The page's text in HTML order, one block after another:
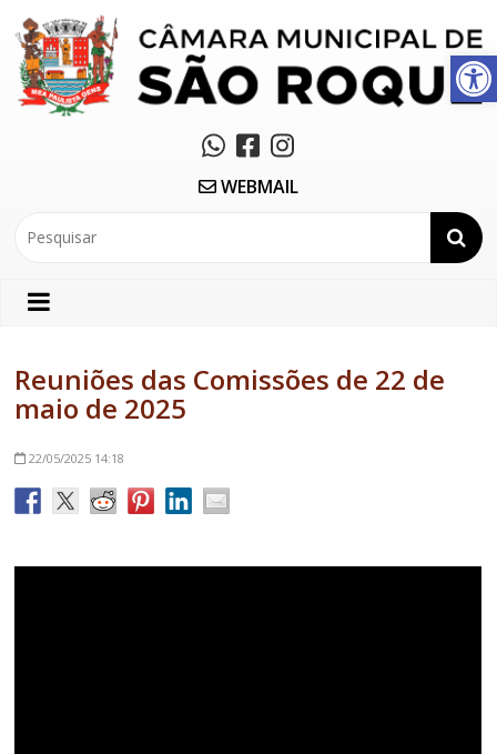
Abrir a barra de ferramentas
WEBMAIL
Reuniões das Comissões de 22 de
maio de 2025
22/05/2025 14:18